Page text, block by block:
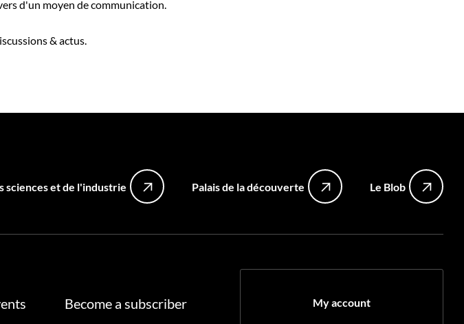
d'un moyen de communication.
& actus.
sciences et de l'industrie Palais de la découverte Le Blob
My account
Become a subscriber